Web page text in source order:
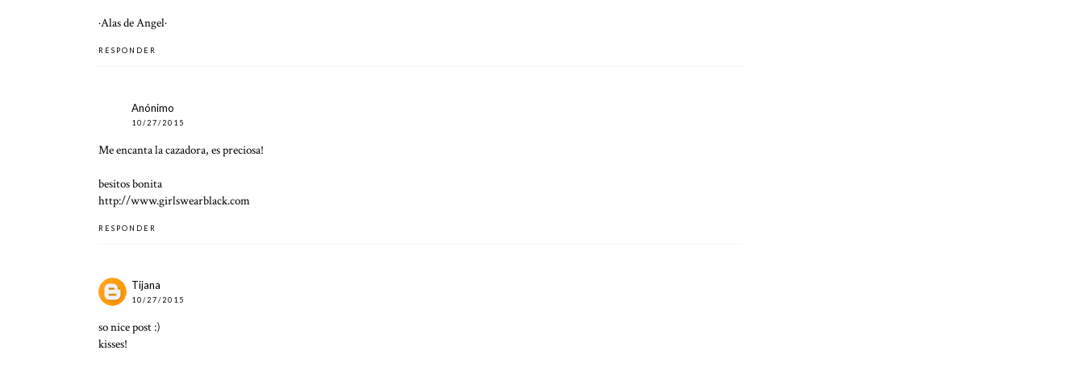
·Alas de Angel·
RESPONDER
Anónimo
10/27/2015
Me encanta la cazadora, es preciosa!
besitos bonita
http://www.girlswearblack.com
RESPONDER
Tijana
10/27/2015
so nice post :)
kisses!